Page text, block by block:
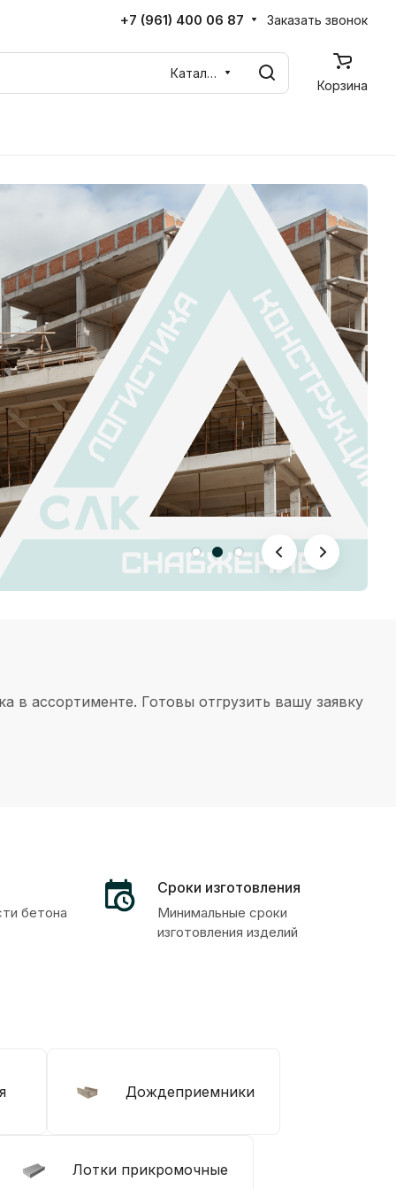
+7 (961) 400 06 87 Заказать звонок
Каталог
Корзина
в ассортименте. Готовы отгрузить вашу заявку
бетона
Сроки изготовления
Минимальные сроки
изготовления изделий
Дождеприемники
Лотки прикромочные